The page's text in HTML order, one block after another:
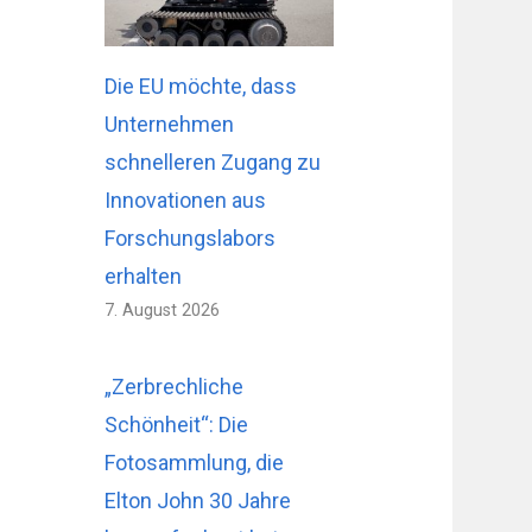
Die EU möchte, dass
Unternehmen
schnelleren Zugang zu
Innovationen aus
Forschungslabors
erhalten
7. August 2026
„Zerbrechliche
Schönheit“: Die
Fotosammlung, die
Elton John 30 Jahre